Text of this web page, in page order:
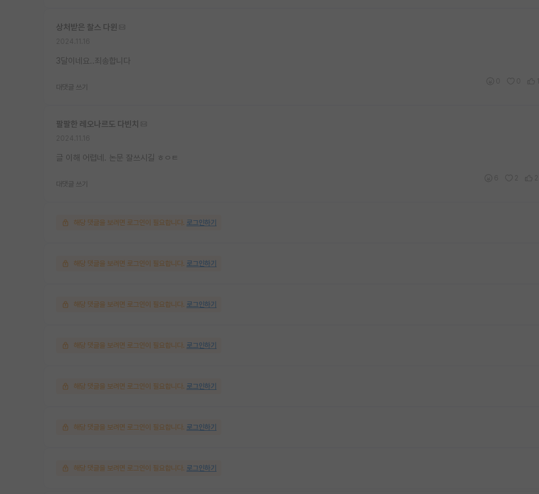
상처받은 찰스 다윈
3달이네요..죄송합니다
대댓글 쓰기
팔팔한 레오나르도 다빈치
글 이해 어렵네. 논문 잘쓰시길 ㅎㅇㅌ
대댓글 쓰기
해당 댓글을 보려면 로그인이 필요합니다. 로그인하기
해당 댓글을 보려면 로그인이 필요합니다. 로그인하기
해당 댓글을 보려면 로그인이 필요합니다. 로그인하기
해당 댓글을 보려면 로그인이 필요합니다. 로그인하기
해당 댓글을 보려면 로그인이 필요합니다. 로그인하기
해당 댓글을 보려면 로그인이 필요합니다. 로그인하기
해당 댓글을 보려면 로그인이 필요합니다. 로그인하기